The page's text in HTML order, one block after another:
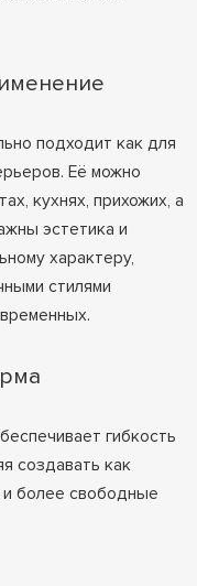
подходит как для
Её можно
кухнях, прихожих, а
эстетика и
характеру,
стилями
гибкость
создавать как
и более свободные